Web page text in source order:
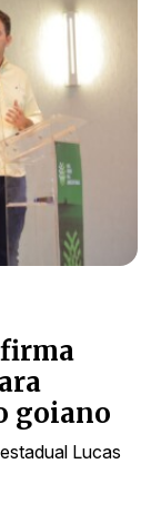
goiano
Lucas